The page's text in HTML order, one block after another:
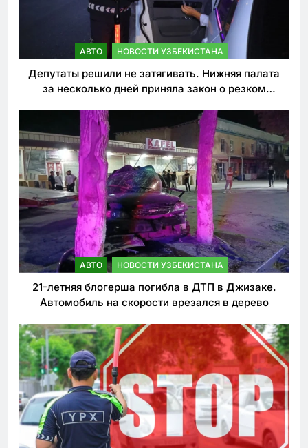
АВТО НОВОСТИ УЗБЕКИСТАНА
Депутаты решили не затягивать. Нижняя палата
за несколько дней приняла закон о резком
АВТО НОВОСТИ УЗБЕКИСТАНА
21-летняя блогерша погибла в ДТП в Джизаке.
Автомобиль на скорости врезался в дерево